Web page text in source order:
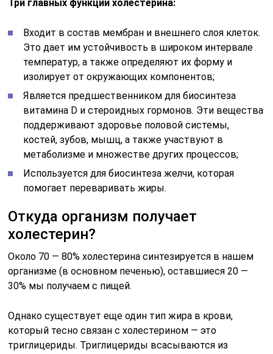
Три главных функции холестерина:
Входит в состав мембран и внешнего слоя клеток.
Это дает им устойчивость в широком интервале
температур, а также определяют их форму и
изолирует от окружающих компонентов;
Является предшественником для биосинтеза
витамина D и стероидных гормонов. Эти вещества
поддерживают здоровье половой системы,
костей, зубов, мышц, а также участвуют в
метаболизме и множестве других процессов;
Используется для биосинтеза желчи, которая
помогает переваривать жиры.
Откуда организм получает
холестерин?
Около 70 — 80% холестерина синтезируется в нашем
организме (в основном печенью), оставшиеся 20 —
30% мы получаем с пищей.
Однако существует еще один тип жира в крови,
который тесно связан с холестерином — это
триглицериды. Триглицериды всасываются из